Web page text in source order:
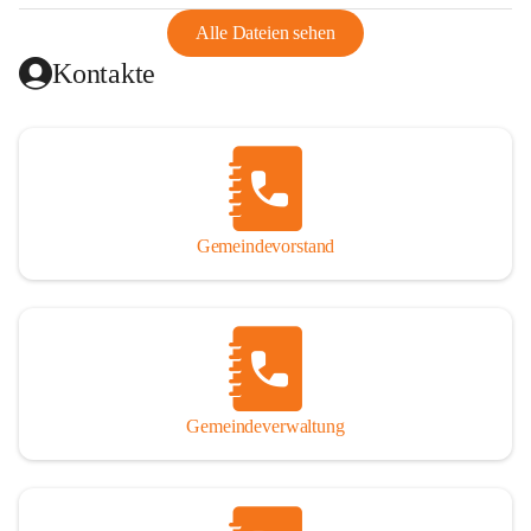
Aus diesem Grund war die Bevölkerung dazu gezwungen,
Schmuggel zu betreiben. Es kam oft zu nächtlichen
Überfällen und Schießereien. Erst mit dem Anschluss des
wirtschaftlich ging es bergauf. Dieser Aufschwung endete
1926. Es folgten Arbeitslosigkeit, Preissteigerung und
Unanbringlichkeit von Produkten. Daher wurde der
Anschluss an das Deutsche Reich begrüßt. Als der Zweite
Weltkrieg ausbrach, schwang die Stimmung um. Es starben
26 Männer an der Front, weitere 16 werden vermisst.
Von 1971 bis 1991 gehörte Wörterberg zur Gemeinde
Ollersdorf. Durch den Einsatz von mehreren Ortsansässigen
wurde Wörterberg 1991 wieder eine eigenständige
Die Gemeinde liegt im Südburgenland im Nordwesten des
Alle Dateien sehen
Kontakte
Gemeindevorstand
Gemeindeverwaltung